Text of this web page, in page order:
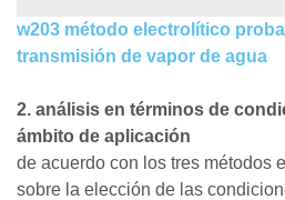
w203 método electrolítico
transmisión de vapor de agua
2. análisis en términos de
ámbito de aplicación
de acuerdo con los tres métodos
sobre la elección de las